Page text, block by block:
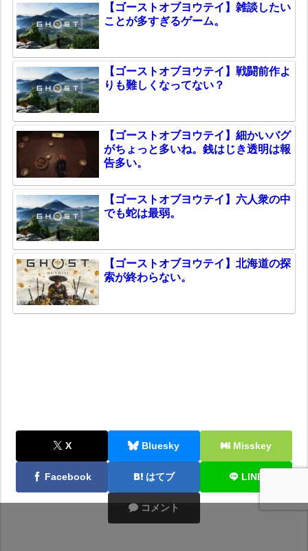
【ゴーストオブヨウテイ】雑談したい
ことが多すぎるゲーム。
【ゴーストオブヨウテイ】戦闘前作よ
りも難しくなってない？
【ゴーストオブヨウテイ】細かいバグ
がちょっと多いね。銭はじき透明は報
告多い。
【ゴーストオブヨウテイ】六人衆の中
でも蛇は最弱。
【ゴーストオブヨウテイ】北海道の探
索が終わらない。
X Bluesky Misskey
Facebook はてブ LINE
コメント